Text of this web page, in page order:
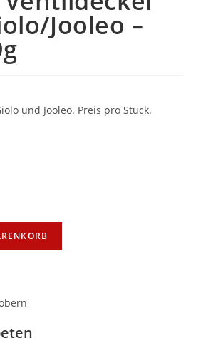
Jooleo –
und Jooleo. Preis pro Stück.